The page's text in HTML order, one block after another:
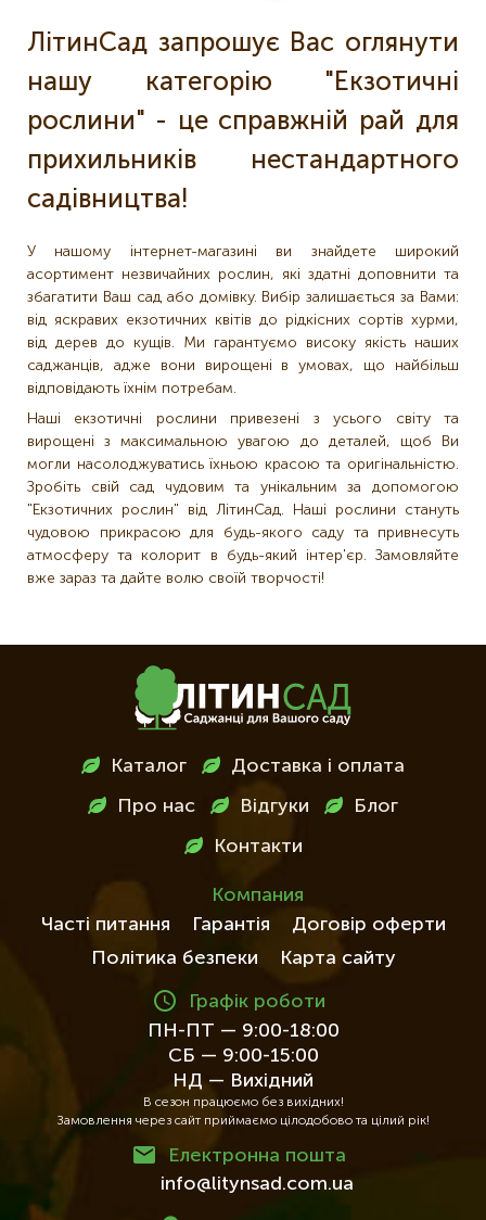
сторінки
ЛітинСад запрошує Вас оглянути
нашу категорію "Екзотичні
рослини" - це справжній рай для
прихильників нестандартного
садівництва!
У нашому інтернет-магазині ви знайдете широкий
асортимент незвичайних рослин, які здатні доповнити та
збагатити Ваш сад або домівку. Вибір залишається за Вами:
від яскравих екзотичних квітів до рідкісних сортів хурми,
від дерев до кущів. Ми гарантуємо високу якість наших
саджанців, адже вони вирощені в умовах, що найбільш
відповідають їхнім потребам.
Наші екзотичні рослини привезені з усього світу та
вирощені з максимальною увагою до деталей, щоб Ви
могли насолоджуватись їхньою красою та оригінальністю.
Зробіть свій сад чудовим та унікальним за допомогою
"Екзотичних рослин" від ЛітинСад. Наші рослини стануть
чудовою прикрасою для будь-якого саду та привнесуть
атмосферу та колорит в будь-який інтер'єр. Замовляйте
вже зараз та дайте волю своїй творчості!
Каталог Доставка і оплата
Про нас Відгуки Блог
Контакти
Компания
Часті питання
Гарантія
Договір оферти
Політика безпеки
Карта сайту
Графік роботи
ПН-ПТ — 9:00-18:00
СБ — 9:00-15:00
НД — Вихідний
В сезон працюємо без вихідних!
Замовлення через сайт приймаємо цілодобово та цілий рік!
Електронна пошта
info@litynsad.com.ua